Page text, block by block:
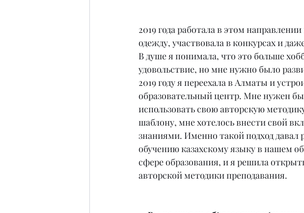
2019 года работала в этом
одежду, участвовала в конкурсах и
В душе я понимала, что это больше
удовольствие, но мне нужно было
2019 году я переехала в Алматы и
образовательный центр. Мне нужен
использовать свою авторскую
шаблону, мне хотелось внести свой
знаниями. Именно такой подход давал
обучению казахскому языку в нашем
сфере образования, и я решила
авторской методики преподавания.